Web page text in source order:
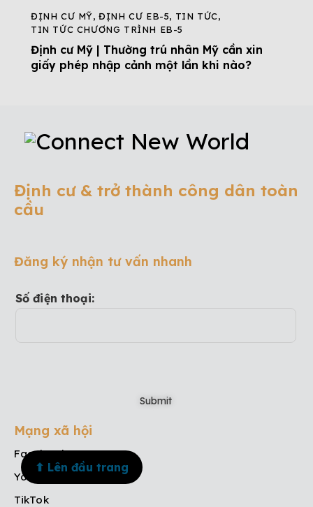
ĐỊNH CƯ MỸ,ĐỊNH CƯ EB-5, TIN TỨC,
TIN TỨC CHƯƠNG TRÌNH EB-5
Định cư Mỹ | Thường trú nhân Mỹ cần xin
giấy phép nhập cảnh một lần khi nào?
Định cư & trở thành công dân toàn
cầu
Đăng ký nhận tư vấn nhanh
Số điện thoại:
Mạng xã hội
Facebook
Youtube
TikTok
⬆ Lên đầu trang